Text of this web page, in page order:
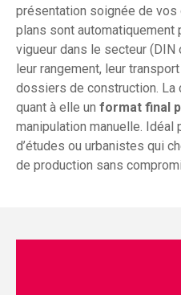
présentation soignée de
plans sont
vigueur dans le secteur
leur rangement, leur
dossiers de construction. La
quant à elle un format final
manipulation manuelle. Idéal
d’études ou urbanistes qui
de production sans